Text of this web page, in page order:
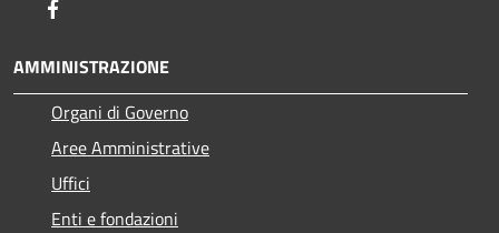
AMMINISTRAZIONE
Organi di Governo
Aree Amministrative
Uffici
Enti e fondazioni